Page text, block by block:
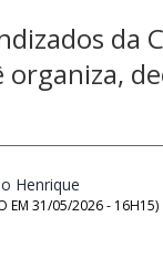
da
organiza,
Henrique
EM 31/05/2026 - 16H15)